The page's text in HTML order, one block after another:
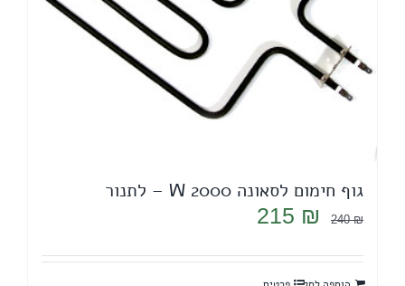
גוף חימום לסאונה 2000 W – לתנור
240₪
המחיר
היה:
215 ₪
הוא: